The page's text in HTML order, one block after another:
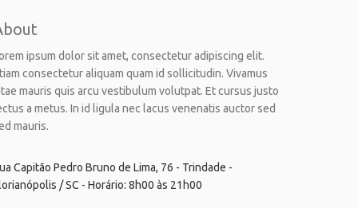
ipsum dolor sit amet, consectetur adipiscing elit.
consectetur aliquam quam id sollicitudin. Vivamus
mauris quis arcu vestibulum volutpat. Et cursus justo
a metus. In id ligula nec lacus venenatis auctor sed
mauris.
Capitão Pedro Bruno de Lima, 76 - Trindade -
/ SC - Horário: 8h00 às 21h00